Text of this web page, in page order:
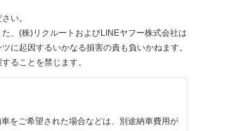
い。
、(株)リクルートおよびLINEヤフー株式会社は
に起因するいかなる損害の責も負いかねます。
ることを禁じます。
をご希望された場合などは、別途納車費用が